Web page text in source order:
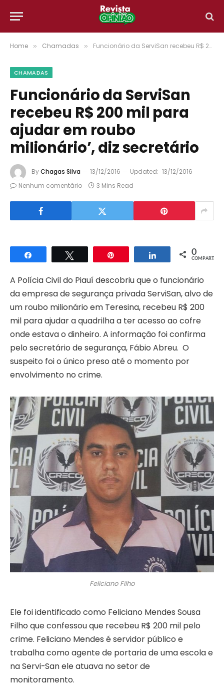
Home » Chamadas » Funcionário da ServiSan recebeu R$ 200 mil para ajudar em roubo milionário’, diz secretário
CHAMADAS
Funcionário da ServiSan
recebeu R$ 200 mil para
ajudar em roubo
milionário’, diz secretário
ByChagas Silva 13/12/2016 Updated: 13/12/2016
Nenhum comentário
3 Mins Read
Compartilhar Compartilhar
0
COMPART.
A Polícia Civil do Piauí descobriu que o funcionário
da empresa de segurança privada ServiSan, alvo de
um roubo milionário em Teresina, recebeu R$ 200
mil para ajudar a quadrilha a ter acesso ao cofre
onde estava o dinheiro. A informação foi confirma
pelo secretário de segurança, Fábio Abreu. O
suspeito foi o único preso até o momento por
envolvimento no crime.
Feliciano Filho
Ele foi identificado como Feliciano Mendes Sousa
Filho que confessou que recebeu R$ 200 mil pelo
crime. Feliciano Mendes é servidor público e
trabalha como agente de portaria de uma escola e
na Servi-San ele atuava no setor de
monitoramento.